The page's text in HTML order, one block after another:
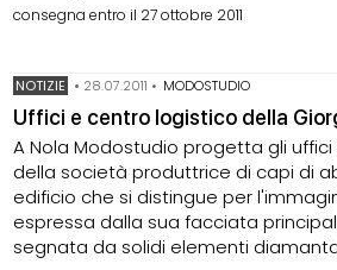
consegna entro il 27 ottobre 2011
NOTIZIE • 28.07.2011 • MODOSTUDIO
Uffici e centro logistico della
A Nola Modostudio progetta gli
della società produttrice di capi di
edificio che si distingue per
espressa dalla sua facciata
segnata da solidi elementi